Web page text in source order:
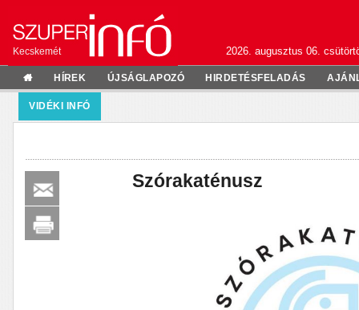
Kecskemét 2026. augusztus 06.
HÍREK ÚJSÁGLAPOZÓ HIRDETÉSFELADÁS
VIDÉKI INFÓ
Szórakaténusz